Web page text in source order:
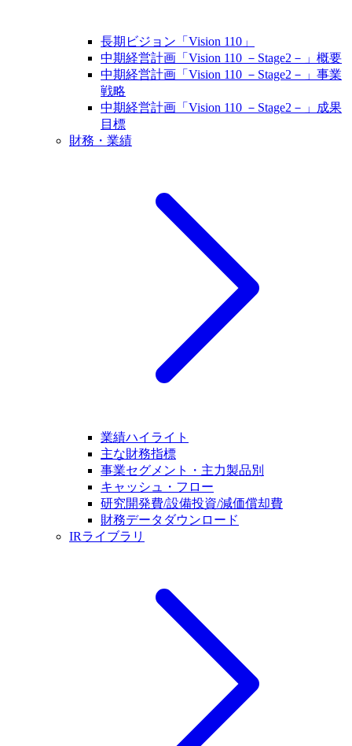
長期ビジョン「Vision 110」
中期経営計画「Vision 110 －Stage2－」概要
中期経営計画「Vision 110 －Stage2－」事業
戦略
中期経営計画「Vision 110 －Stage2－」成果
目標
財務・業績
業績ハイライト
主な財務指標
事業セグメント・主力製品別
キャッシュ・フロー
研究開発費/設備投資/減価償却費
財務データダウンロード
IRライブラリ